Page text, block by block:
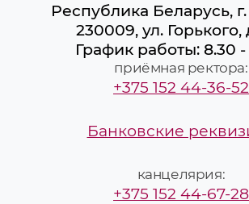
Республика Беларусь,
230009, ул. Горького,
График работы: 8.30 -
приёмная ректора:
+375 152 44-36-52
Банковские
канцелярия:
+375 152 44-67-28